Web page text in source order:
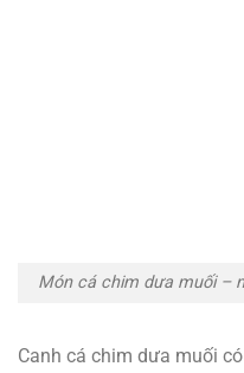
Món cá chim dưa muối –
Canh cá chim dưa muối